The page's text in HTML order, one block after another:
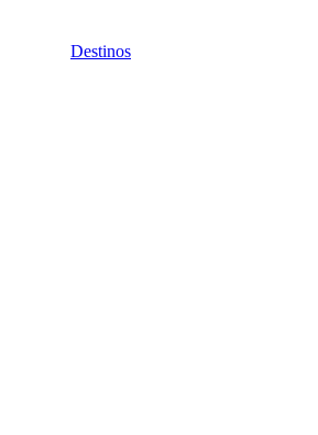
Destinos